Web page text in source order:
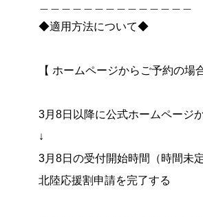
◆適用方法について◆
【 ホームページからご予約の場
3月8日以降に公式ホームページ
↓
3月8日の受付開始時間（時間未
北陸応援割申請を完了する